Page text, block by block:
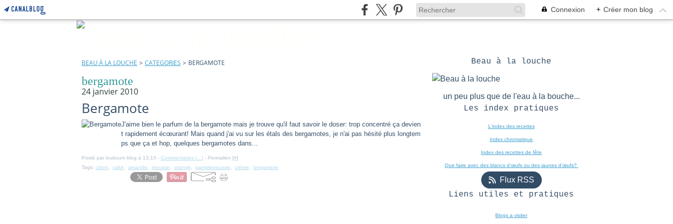
Connexion + Créer mon blog
BEAU À LA LOUCHE > CATEGORIES > BERGAMOTE
bergamote
24 janvier 2010
Bergamote
J'aime bien le parfum de la bergamote mais je trouve qu'il faut savoir le doser: trop concentré ça devien
t rapidement écœurant! Mais quand j'ai vu sur les étals des bergamotes, je n'ai pas hésité plus longtem
ps que ça et hop, quelques bergamotes dans...
Posté par loukoum blog à 13:10 - Commentaires [ ] - Permalien [#]
Tags: citron cake amande mousse orange pamplemousse crème bergamote
Beau à la louche
un peu plus que de l'eau à la bouche...
Les index pratiques
L'index des recettes
Index chromatique
Index des recettes de fête
Que faire avec des blancs d’œufs ou des jaunes d’œufs?
Flux RSS
Liens utiles et pratiques
Blogs a visiter